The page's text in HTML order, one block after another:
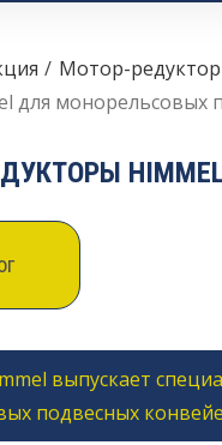
Мотор-
для монорельсовых
выпускает
подвесных